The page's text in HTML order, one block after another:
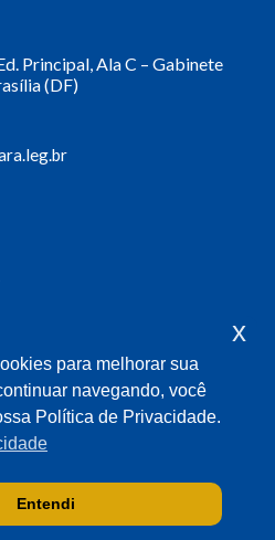
Principal, Ala C – Gabinete
(DF)
para melhorar sua
navegando, você
Política de Privacidade.
Entendi
x